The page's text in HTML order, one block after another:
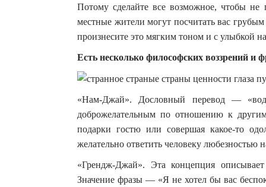
Потому сделайте все возможное, чтобы
местные жители могут посчитать вас
произнесите это мягким тоном и с улыбкой
Есть несколько философских воззрений и
«Нам-Джай». Дословный перевод —
доброжелательным по отношению к
подарки гостю или совершая какое-то
желательно ответить человеку любезностью
«Грендж-Джай». Эта концепция
Значение фразы — «Я не хотел бы вас